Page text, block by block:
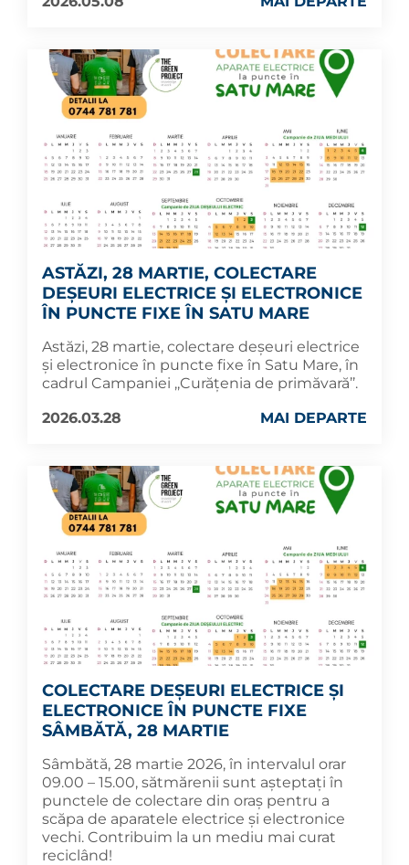
ASTĂZI, 28 MARTIE, COLECTARE
DEȘEURI ELECTRICE ȘI ELECTRONICE
ÎN PUNCTE FIXE ÎN SATU MARE
Astăzi, 28 martie, colectare deșeuri electrice
și electronice în puncte fixe în Satu Mare, în
cadrul Campaniei ,,Curățenia de primăvară’’.
2026.03.28
MAI DEPARTE
COLECTARE DEȘEURI ELECTRICE ȘI
ELECTRONICE ÎN PUNCTE FIXE
SÂMBĂTĂ, 28 MARTIE
Sâmbătă, 28 martie 2026, în intervalul orar
09.00 – 15.00, sătmărenii sunt așteptați în
punctele de colectare din oraș pentru a
scăpa de aparatele electrice și electronice
vechi. Contribuim la un mediu mai curat
reciclând!